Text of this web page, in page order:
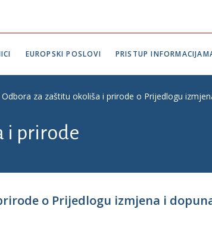
EUROPSKI POSLOVI PRISTUP
za zaštitu okoliša i prirode o Prijedlogu
i prirode
o Prijedlogu izmjena i